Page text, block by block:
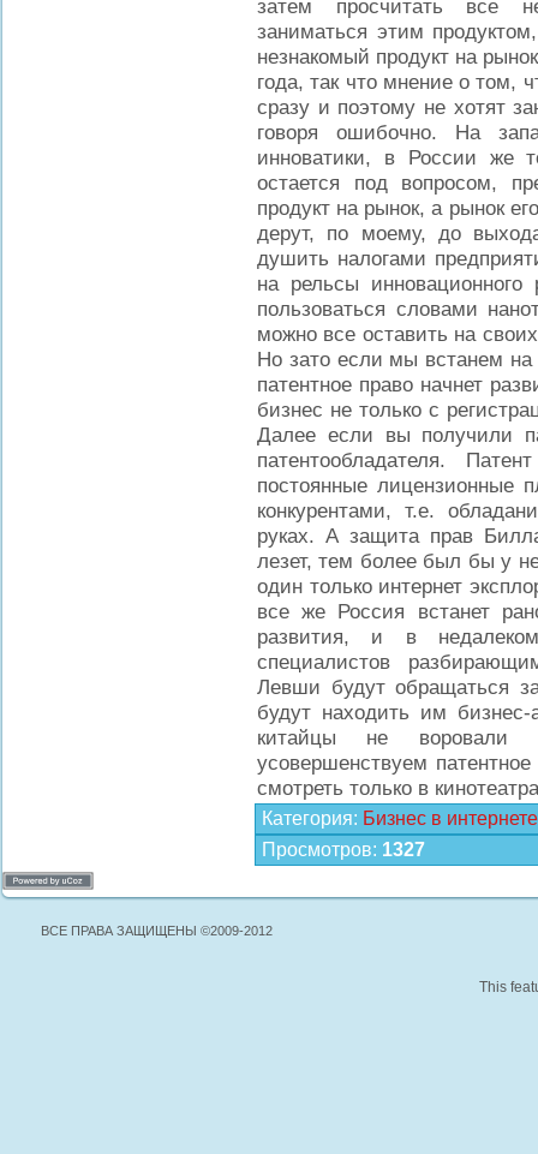
затем просчитать все
заниматься этим
незнакомый продукт на
года, так что мнение о том,
сразу и поэтому не хотят
говоря ошибочно. На
инноватики, в России же
остается под вопросом,
продукт на рынок, а рынок
дерут, по моему, до
душить налогами
на рельсы
пользоваться словами
можно все оставить на
Но зато если мы встанем на
патентное право начнет
бизнес не только с
Далее если вы получили
патентообладателя.
постоянные лицензионные
конкурентами, т.е.
руках. А защита прав
лезет, тем более был бы у
один только интернет
все же Россия встанет
развития, и в
специалистов
Левши будут обращаться
будут находить им
китайцы не
усовершенствуем
смотреть только в
Категория: Бизнес в интернете
Просмотров: 1327
ВСЕ ПРАВА ЗАЩИЩЕНЫ ©2009-2012
This